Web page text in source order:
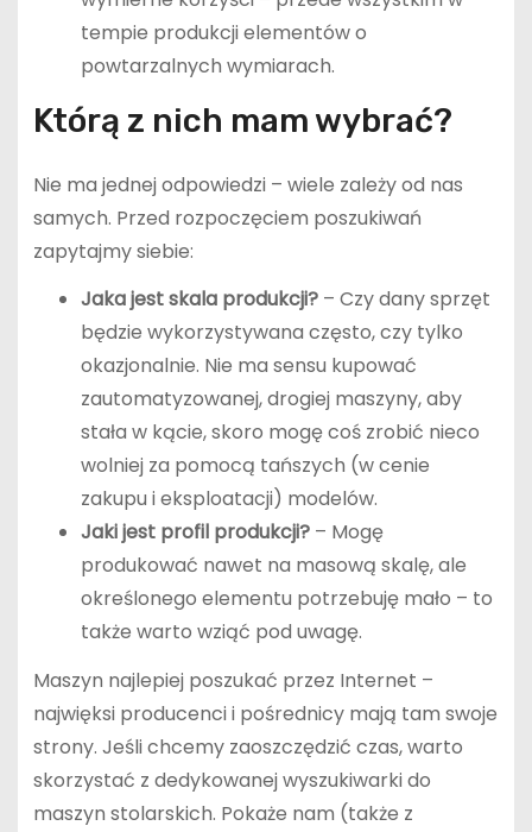
tempie produkcji elementów o
powtarzalnych wymiarach.
Którą z nich mam wybrać?
Nie ma jednej odpowiedzi – wiele zależy od nas
samych. Przed rozpoczęciem poszukiwań
zapytajmy siebie:
Jaka jest skala produkcji? – Czy dany sprzęt
będzie wykorzystywana często, czy tylko
okazjonalnie. Nie ma sensu kupować
zautomatyzowanej, drogiej maszyny, aby
stała w kącie, skoro mogę coś zrobić nieco
wolniej za pomocą tańszych (w cenie
zakupu i eksploatacji) modelów.
Jaki jest profil produkcji?– Mogę
produkować nawet na masową skalę, ale
określonego elementu potrzebuję mało – to
także warto wziąć pod uwagę.
Maszyn najlepiej poszukać przez Internet –
najwięksi producenci i pośrednicy mają tam swoje
strony. Jeśli chcemy zaoszczędzić czas, warto
skorzystać z dedykowanej wyszukiwarki do
maszyn stolarskich. Pokaże nam (także z